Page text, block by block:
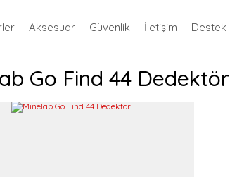
Aksesuar Güvenlik İletişim Destek
Go Find 44 Dedektör